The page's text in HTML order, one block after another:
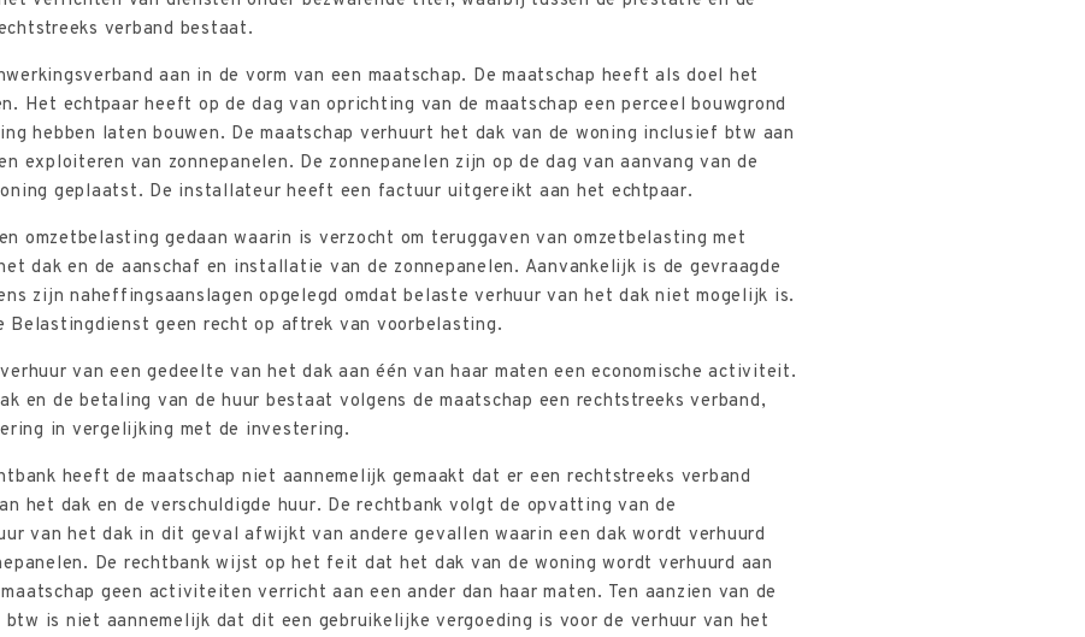
verband bestaat.
aan in de vorm van een maatschap. De maatschap heeft als doel het
Het echtpaar heeft op de dag van oprichting van de maatschap een perceel bouwgrond
hebben laten bouwen. De maatschap verhuurt het dak van de woning inclusief btw aan
exploiteren van zonnepanelen. De zonnepanelen zijn op de dag van aanvang van de
geplaatst. De installateur heeft een factuur uitgereikt aan het echtpaar.
omzetbelasting gedaan waarin is verzocht om teruggaven van omzetbelasting met
dak en de aanschaf en installatie van de zonnepanelen. Aanvankelijk is de gevraagde
zijn naheffingsaanslagen opgelegd omdat belaste verhuur van het dak niet mogelijk is.
Belastingdienst geen recht op aftrek van voorbelasting.
van een gedeelte van het dak aan één van haar maten een economische activiteit.
en de betaling van de huur bestaat volgens de maatschap een rechtstreeks verband,
in vergelijking met de investering.
heeft de maatschap niet aannemelijk gemaakt dat er een rechtstreeks verband
het dak en de verschuldigde huur. De rechtbank volgt de opvatting van de
van het dak in dit geval afwijkt van andere gevallen waarin een dak wordt verhuurd
De rechtbank wijst op het feit dat het dak van de woning wordt verhuurd aan
geen activiteiten verricht aan een ander dan haar maten. Ten aanzien van de
is niet aannemelijk dat dit een gebruikelijke vergoeding is voor de verhuur van het